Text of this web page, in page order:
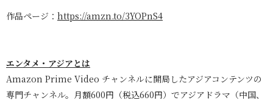
作品ページ： https://amzn.to/3YOPnS4
エンタメ・アジアとは
Amazon Prime Video チャンネルに開局したアジアコンテンツの
専門チャンネル。 月額600円（税込660円）でアジアドラマ（中国、